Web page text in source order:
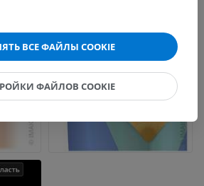
ВСЕ ФАЙЛЫ COOKIE
ФАЙЛОВ COOKIE